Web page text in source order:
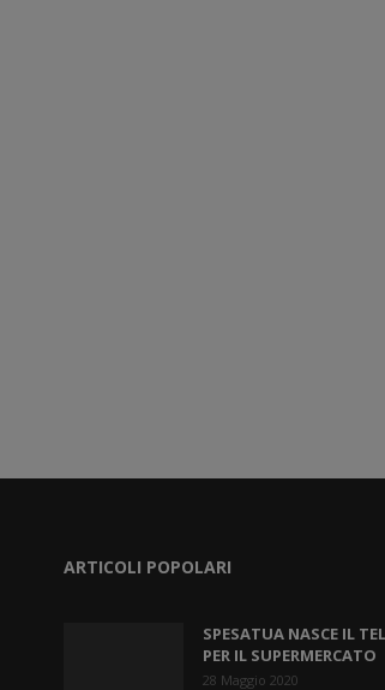
ARTICOLI POPOLARI
SPESATUA NASCE IL
PER IL SUPERMERCATO
28 Maggio 2020